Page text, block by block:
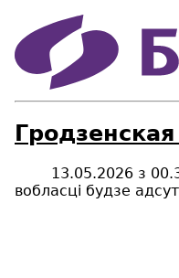
13.05.2026 з 00.30
вобласці будзе